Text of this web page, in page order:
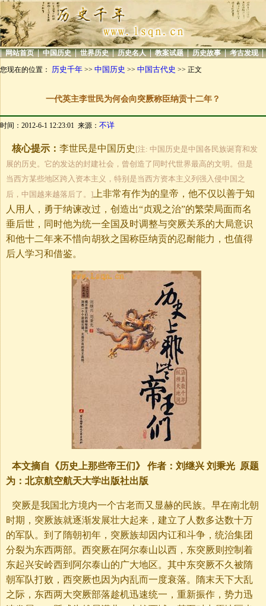
| 网站首页 | 中国历史 | 世界历史 | 历史名人 | 教案试题 | 历史故事 | 考古发现 |
您现在的位置： 历史千年 >> 中国历史 >> 中国古代史 >> 正文
一代英主李世民为何会向突厥称臣纳贡十二年？
时间：2012-6-1 12:23:01 来源： 不详
核心提示： 李世民是中国历史 [注: 中国历史是中国各民族诞育和发
展的历史。它的发达的封建社会，曾创造了同时代世界最高的文明。但是
当西方某些地区跨入资本主义，特别是当西方资本主义列强入侵中国之
后，中国越来越落后了。] 上非常有作为的皇帝，他不仅以善于知
人用人，勇于纳谏改过，创造出“贞观之治”的繁荣局面而名
垂后世，同时他为统一全国及时调整与突厥关系的大局意识
和他十二年来不惜向胡狄之国称臣纳贡的忍耐能力，也值得
后人学习和借鉴。
本文摘自《历史上那些帝王们》 作者：刘继兴 刘秉光 原题
为：北京航空航天大学出版社出版
突厥是我国北方境内一个古老而又显赫的民族。早在南北朝
时期，突厥族就逐渐发展壮大起来，建立了人数多达数十万
的军队。到了隋朝初年，突厥族却因内讧和斗争，统治集团
分裂为东西两部。西突厥在阿尔泰山以西，东突厥则控制着
东起兴安岭西到阿尔泰山的广大地区。其中东突厥不久被隋
朝军队打败，西突厥也因为内乱而一度衰落。隋末天下大乱
之际，东西两大突厥部落趁机迅速统一，重新振作，势力迅